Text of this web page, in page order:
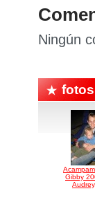
Ningún
Gibby